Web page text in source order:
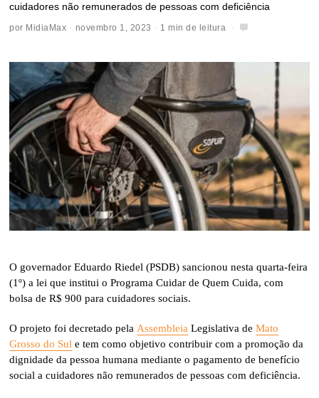
cuidadores não remunerados de pessoas com deficiência
por MidiaMax novembro 1, 2023 1 min de leitura
O governador Eduardo Riedel (PSDB) sancionou nesta quarta-feira
(1º) a lei que institui o Programa Cuidar de Quem Cuida, com
bolsa de R$ 900 para cuidadores sociais.
O projeto foi decretado pela Assembleia Legislativa deMato
Grosso do Sul e tem como objetivo contribuir com a promoção da
dignidade da pessoa humana mediante o pagamento de benefício
social a cuidadores não remunerados de pessoas com deficiência.